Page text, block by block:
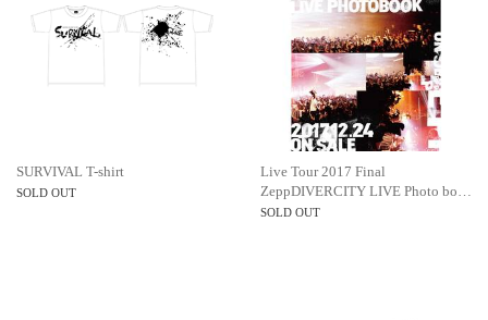
SURVIVAL T-shirt
SOLD OUT
Live Tour 2017 Final
ZeppDIVERCITY LIVE Photo bo…
SOLD OUT